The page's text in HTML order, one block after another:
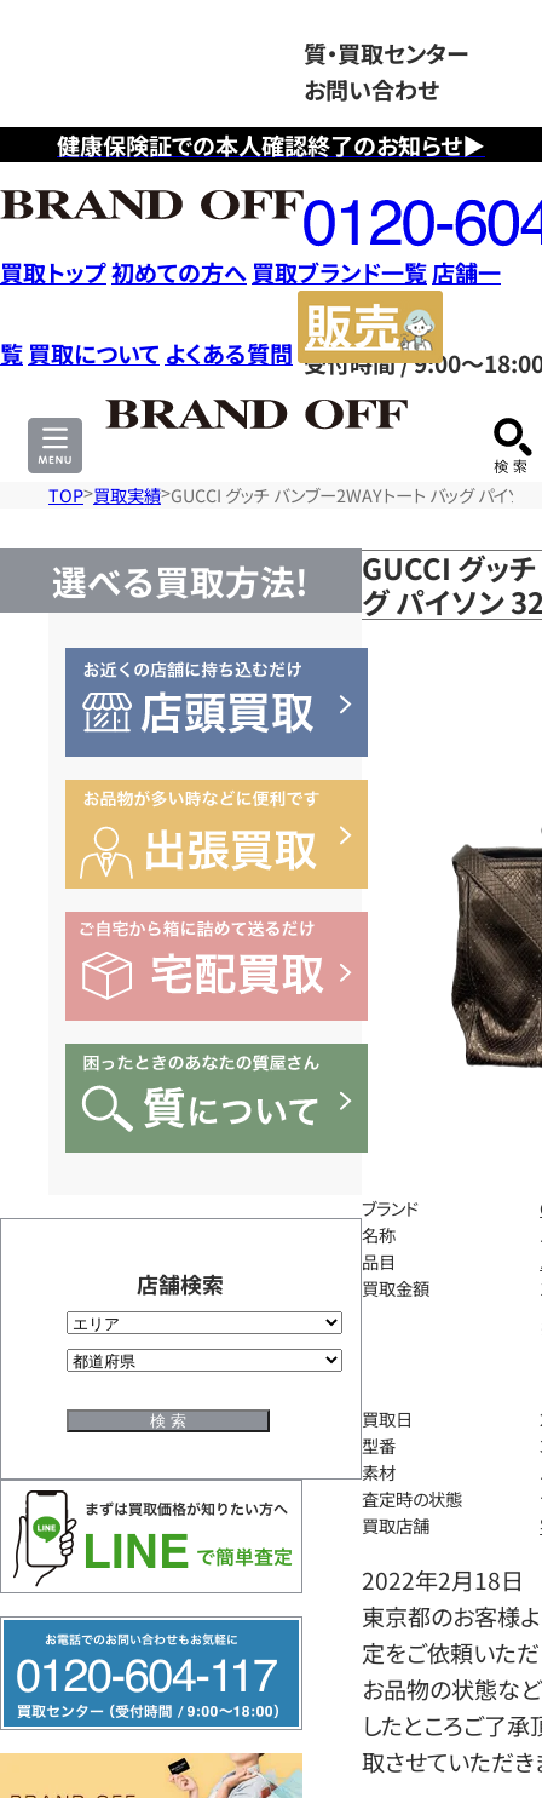
健康保険証での本人確認終了のお知らせ▶
質・買取センター
お問い合わせ
フ
リ
ー
ダ
イ
ヤ
ル
0120604117
受付時間 / 9:00～
買取トップ初めての方へ 買取ブランド一覧店舗一
覧 買取について よくある質問
サ
TOP 買取実績 GUCCI グッチ バンブー2WAYトート バッグ パイソ
選べる買取方法!
店舗検索
リ
ー
GUCCI グッ
グ パイソン
ブランド
名称
品目
買取金額
買取日
型番
素材
査定時の状態
買取店舗
2022年2月18日
東京都のお客様よ
定をご依頼いただ
お品物の状態など
したところご了
取させていただき